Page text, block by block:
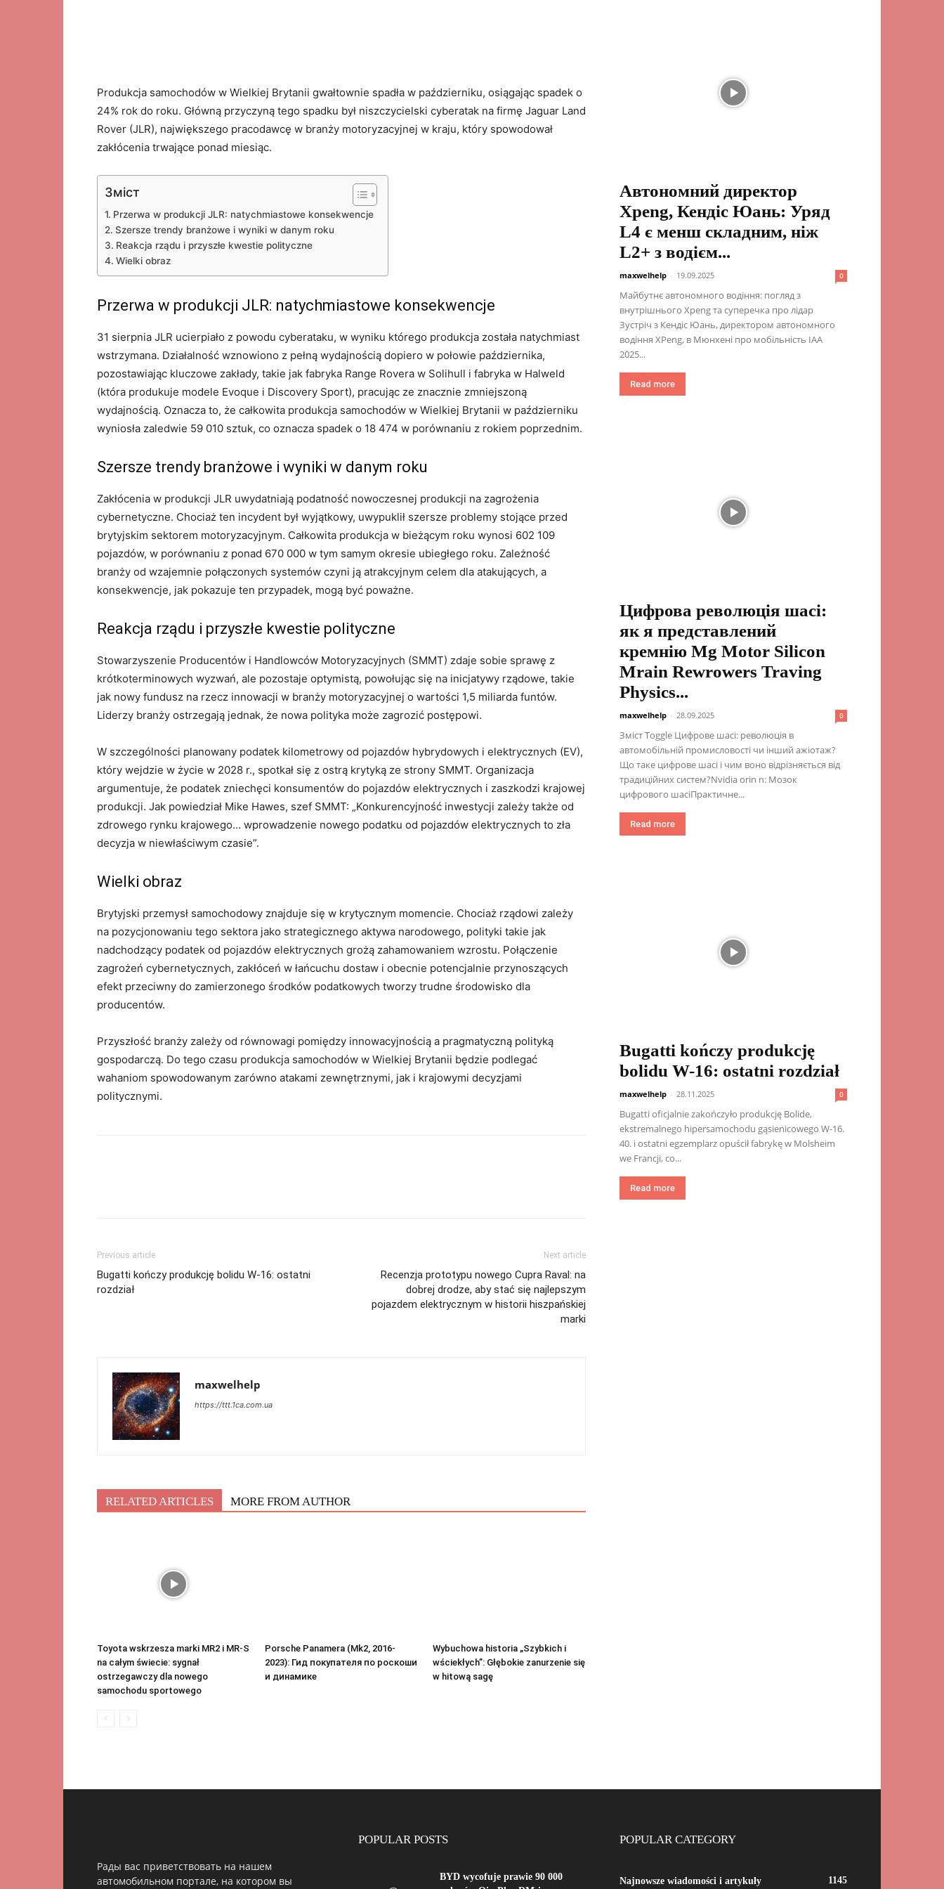
Produkcja samochodów w Wielkiej Brytanii gwałtownie spadła w październiku, osiągając spadek o
24% rok do roku. Główną przyczyną tego spadku był niszczycielski cyberatak na firmę Jaguar Land
Rover (JLR), największego pracodawcę w branży motoryzacyjnej w kraju, który spowodował
zakłócenia trwające ponad miesiąc.
Зміст
Przerwa w produkcji JLR: natychmiastowe konsekwencje
Szersze trendy branżowe i wyniki w danym roku
Reakcja rządu i przyszłe kwestie polityczne
Wielki obraz
Przerwa w produkcji JLR: natychmiastowe konsekwencje
31 sierpnia JLR ucierpiało z powodu cyberataku, w wyniku którego produkcja została natychmiast
wstrzymana. Działalność wznowiono z pełną wydajnością dopiero w połowie października,
pozostawiając kluczowe zakłady, takie jak fabryka Range Rovera w Solihull i fabryka w Halweld
(która produkuje modele Evoque i Discovery Sport), pracując ze znacznie zmniejszoną
wydajnością. Oznacza to, że całkowita produkcja samochodów w Wielkiej Brytanii w październiku
wyniosła zaledwie 59 010 sztuk, co oznacza spadek o 18 474 w porównaniu z rokiem poprzednim.
Szersze trendy branżowe i wyniki w danym roku
Zakłócenia w produkcji JLR uwydatniają podatność nowoczesnej produkcji na zagrożenia
cybernetyczne. Chociaż ten incydent był wyjątkowy, uwypuklił szersze problemy stojące przed
brytyjskim sektorem motoryzacyjnym. Całkowita produkcja w bieżącym roku wynosi 602 109
pojazdów, w porównaniu z ponad 670 000 w tym samym okresie ubiegłego roku. Zależność
branży od wzajemnie połączonych systemów czyni ją atrakcyjnym celem dla atakujących, a
konsekwencje, jak pokazuje ten przypadek, mogą być poważne.
Reakcja rządu i przyszłe kwestie polityczne
Stowarzyszenie Producentów i Handlowców Motoryzacyjnych (SMMT) zdaje sobie sprawę z
krótkoterminowych wyzwań, ale pozostaje optymistą, powołując się na inicjatywy rządowe, takie
jak nowy fundusz na rzecz innowacji w branży motoryzacyjnej o wartości 1,5 miliarda funtów.
Liderzy branży ostrzegają jednak, że nowa polityka może zagrozić postępowi.
W szczególności planowany podatek kilometrowy od pojazdów hybrydowych i elektrycznych (EV),
który wejdzie w życie w 2028 r., spotkał się z ostrą krytyką ze strony SMMT. Organizacja
argumentuje, że podatek zniechęci konsumentów do pojazdów elektrycznych i zaszkodzi krajowej
produkcji. Jak powiedział Mike Hawes, szef SMMT: „Konkurencyjność inwestycji zależy także od
zdrowego rynku krajowego… wprowadzenie nowego podatku od pojazdów elektrycznych to zła
decyzja w niewłaściwym czasie”.
Wielki obraz
Brytyjski przemysł samochodowy znajduje się w krytycznym momencie. Chociaż rządowi zależy
na pozycjonowaniu tego sektora jako strategicznego aktywa narodowego, polityki takie jak
nadchodzący podatek od pojazdów elektrycznych grożą zahamowaniem wzrostu. Połączenie
zagrożeń cybernetycznych, zakłóceń w łańcuchu dostaw i obecnie potencjalnie przynoszących
efekt przeciwny do zamierzonego środków podatkowych tworzy trudne środowisko dla
producentów.
Przyszłość branży zależy od równowagi pomiędzy innowacyjnością a pragmatyczną polityką
gospodarczą. Do tego czasu produkcja samochodów w Wielkiej Brytanii będzie podlegać
wahaniom spowodowanym zarówno atakami zewnętrznymi, jak i krajowymi decyzjami
politycznymi.
Previous article
Bugatti kończy produkcję bolidu W-16: ostatni
rozdział
Next article
Recenzja prototypu nowego Cupra Raval: na
dobrej drodze, aby stać się najlepszym
pojazdem elektrycznym w historii hiszpańskiej
marki
maxwelhelp
https://ttt.1ca.com.ua
RELATED ARTICLES MORE FROM AUTHOR
Toyota wskrzesza marki MR2 i MR-S
na całym świecie: sygnał
ostrzegawczy dla nowego
samochodu sportowego
Porsche Panamera (Mk2, 2016-
2023): Гид покупателя по роскоши
и динамике
Wybuchowa historia „Szybkich i
wściekłych”: Głębokie zanurzenie się
w hitową sagę
Автономний директор
Xpeng, Кендіс Юань: Уряд
L4 є менш складним, ніж
L2+ з водієм...
maxwelhelp - 19.09.2025 0
Майбутнє автономного водіння: погляд з
внутрішнього Xpeng та суперечка про лідар
Зустріч з Кендіс Юань, директором автономного
водіння XPeng, в Мюнхені про мобільність IAA
2025...
Read more
Цифрова революція шасі:
як я представлений
кремнію Mg Motor Silicon
Mrain Rewrowers Traving
Physics...
maxwelhelp - 28.09.2025 0
Зміст Toggle Цифрове шасі: революція в
автомобільній промисловості чи інший ажіотаж?
Що таке цифрове шасі і чим воно відрізняється від
традиційних систем?Nvidia orin n: Мозок
цифрового шасіПрактичне...
Read more
Bugatti kończy produkcję
bolidu W-16: ostatni rozdział
maxwelhelp - 28.11.2025 0
Bugatti oficjalnie zakończyło produkcję Bolide,
ekstremalnego hipersamochodu gąsienicowego W-16.
40. i ostatni egzemplarz opuścił fabrykę w Molsheim
we Francji, co...
Read more
Рады вас приветствовать на нашем
автомобильном портале, на котором вы
POPULAR POSTS
BYD wycofuje prawie 90 000
POPULAR CATEGORY
Najnowsze wiadomości i artykuły 1145